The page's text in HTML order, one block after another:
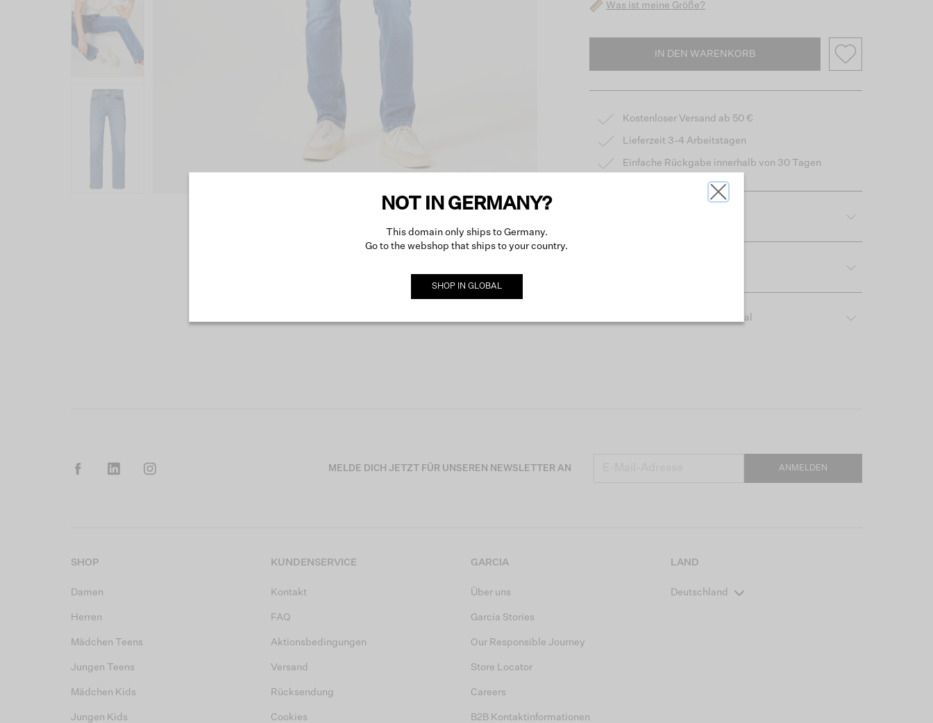
Was ist meine Größe?
IN DEN WARENKORB
Kostenloser Versand ab 50 €
Lieferzeit 3-4 Arbeitstagen
Einfache Rückgabe innerhalb von 30 Tagen
Mehr über das verwendete Material
MELDE DICH JETZT FÜR UNSEREN NEWSLETTER AN ANMELDEN
SHOP
Damen
Herren
Mädchen Teens
Jungen Teens
Mädchen Kids
Jungen Kids
KUNDENSERVICE
Kontakt
FAQ
Aktionsbedingungen
Versand
Rücksendung
Cookies
GARCIA
Über uns
Garcia Stories
Our Responsible Journey
Store Locator
Careers
B2B Kontaktinformationen
LAND
Deutschland
NOT IN GERMANY?
This domain only ships to Germany.
Go to the webshop that ships to your country.
SHOP IN GLOBAL